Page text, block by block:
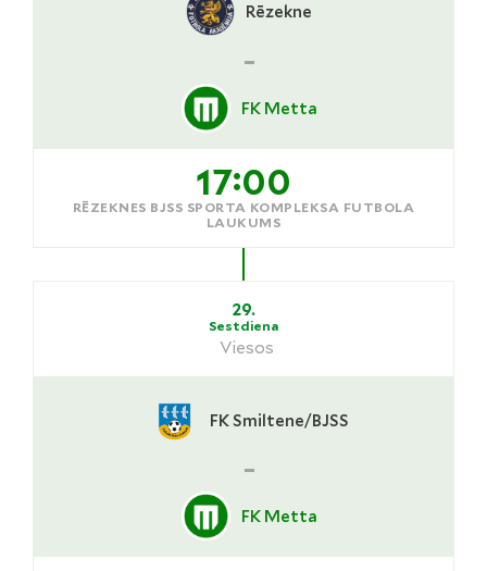
Rēzekne
-
FK Metta
17:00
RĒZEKNES BJSS SPORTA KOMPLEKSA FUTBOLA
LAUKUMS
29.
Sestdiena
Viesos
FK Smiltene/BJSS
-
FK Metta